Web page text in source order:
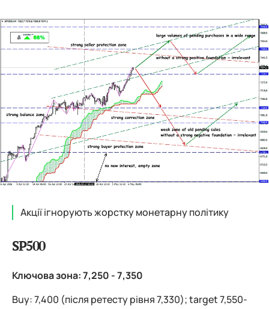
Акції ігнорують жорстку монетарну політику
SP500
Ключова зона: 7,250 - 7,350
Buy: 7,400 (після ретесту рівня 7,330); target 7,550-